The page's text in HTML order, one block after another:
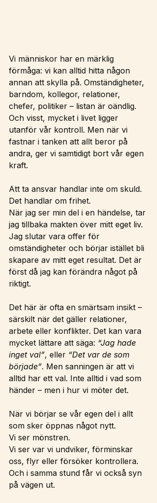
Vi människor har en märklig
förmåga: vi kan alltid hitta någon
annan att skylla på. Omständigheter,
barndom, kollegor, relationer,
chefer, politiker – listan är oändlig.
Och visst, mycket i livet ligger
utanför vår kontroll. Men när vi
fastnar i tanken att allt beror på
andra, ger vi samtidigt bort vår egen
kraft.
Att ta ansvar handlar inte om skuld.
Det handlar om frihet.
När jag ser min del i en händelse, tar
jag tillbaka makten över mitt eget liv.
Jag slutar vara offer för
omständigheter och börjar istället bli
skapare av mitt eget resultat. Det är
först då jag kan förändra något på
riktigt.
Det här är ofta en smärtsam insikt –
särskilt när det gäller relationer,
arbete eller konflikter. Det kan vara
mycket lättare att säga: “Jag hade
inget val”, eller “Det var de som
började”. Men sanningen är att vi
alltid har ett val. Inte alltid i vad som
händer – men i hur vi möter det.
När vi börjar se vår egen del i allt
som sker öppnas något nytt.
Vi ser mönstren.
Vi ser var vi undviker, förminskar
oss, flyr eller försöker kontrollera.
Och i samma stund får vi också syn
på vägen ut.